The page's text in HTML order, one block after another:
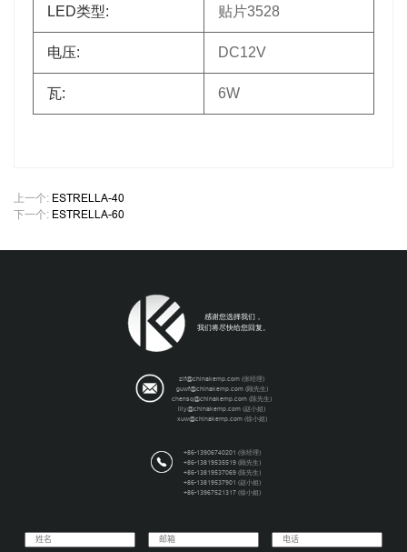
LED类型: 贴片3528
电压: DC12V
瓦: 6W
上一个: ESTRELLA-40
下一个: ESTRELLA-60
感谢您选择我们，
我们将尽快给您回复。
zlf@chinakemp.com (张经理)
guwf@chinakemp.com (顾先生)
chensq@chinakemp.com (陈先生)
lily@chinakemp.com (赵小姐)
xuw@chinakemp.com (徐小姐)
+86-13906740201 (张经理)
+86-13819535519 (顾先生)
+86-13819537069 (陈先生)
+86-13819537901 (赵小姐)
+86-13967521317 (徐小姐)